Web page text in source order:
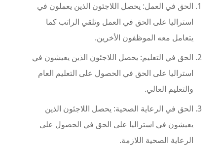
الحق في العمل: يحصل اللاجئون الذين يعملون في
استراليا على الحق في العمل وتلقي الراتب كما
يتعامل معه الموظفون الأخرين.
الحق في التعليم: يحصل اللاجئون الذين يعيشون في
استراليا على الحق في الحصول على التعليم العام
والتعليم العالي.
الحق في الرعاية الصحية: يحصل اللاجئون الذين
يعيشون في استراليا على الحق في الحصول على
الرعاية الصحية اللازمة.